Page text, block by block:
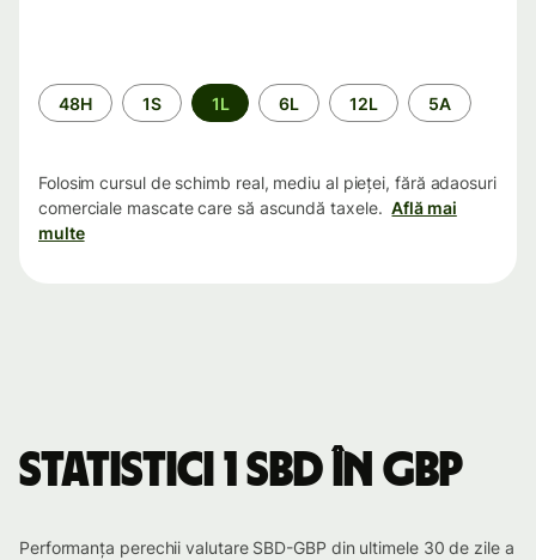
Perioada
48H 1S 1L 6L 12L 5A
Folosim cursul de schimb real, mediu al pieței, fără adaosuri
comerciale mascate care să ascundă taxele. Află mai
multe
Statistici 1 SBD în GBP
Performanța perechii valutare SBD-GBP din ultimele 30 de zile a